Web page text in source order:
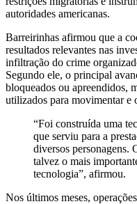
autoridades americanas.
Barreirinhas afirmou que a
resultados relevantes nas
infiltração do crime
Segundo ele, o principal
bloqueados ou apreendidos,
utilizados para movimentar e
“Foi construída uma
que serviu para a
diversos personagens.
talvez o mais
tecnologia”, afirmou.
Nos últimos meses,